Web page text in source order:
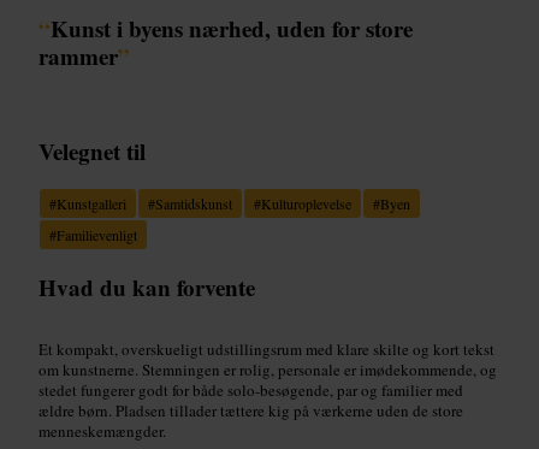
“Kunst i byens nærhed, uden for store
rammer”
Velegnet til
#Kunstgalleri #Samtidskunst #Kulturoplevelse #Byen
#Familievenligt
Hvad du kan forvente
Et kompakt, overskueligt udstillingsrum med klare skilte og kort tekst
om kunstnerne. Stemningen er rolig, personale er imødekommende, og
stedet fungerer godt for både solo-besøgende, par og familier med
ældre børn. Pladsen tillader tættere kig på værkerne uden de store
menneskemængder.